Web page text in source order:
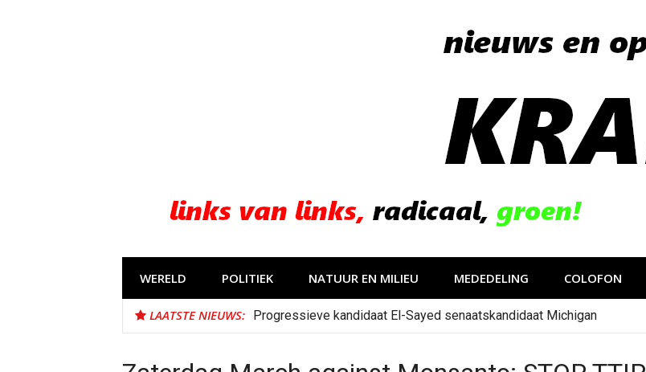
WERELD POLITIEK NATUUR EN MILIEU MEDEDELING COLOFON
LAATSTE NIEUWS: Progressieve kandidaat El-Sayed senaatskandidaat Michigan